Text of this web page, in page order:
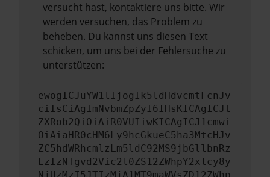
versucht hast, kontaktiere uns bitte. Wir
werden versuchen, das Problem zu
beheben. Du kannst uns diesen Text
schicken, um uns bei der Fehlersuche zu
unterstützen:
ewogICJuYW1lIjogIk5ldHdvcmtFcnJv
ciIsCiAgImNvbmZpZyI6IHsKICAgICJt
ZXRob2QiOiAiR0VUIiwKICAgICJ1cmwi
OiAiaHR0cHM6Ly9hcGkueC5ha3MtcHJv
ZC5hdWRhcmlzLm5ldC92MS9jbGllbnRz
LzIzNTgvd2Vic2l0ZS12ZWhpY2xlcy8y